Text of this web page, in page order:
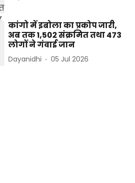
कांगो में इबोला का प्रकोप जारी,
अब तक 1,502 संक्रमित तथा 473
लोगों ने गंवाई जान
Dayanidhi 05 Jul 2026